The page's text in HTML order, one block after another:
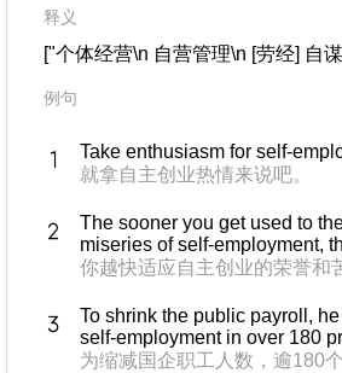
释义
["个体经营\n 自营管理\n [劳经] 自
例句
Take enthusiasm for self-
就拿自主创业热情来说吧。
The sooner you get used to
miseries of self-employment,
你越快适应自主创业的荣誉和
To shrink the public payroll,
self-employment in over 180
为缩减国企职工人数，逾180